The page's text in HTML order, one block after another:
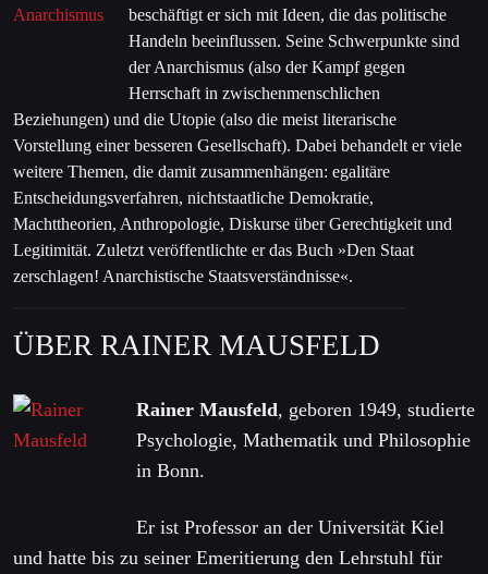
beschäftigt er sich mit Ideen, die das politische
Handeln beeinflussen. Seine Schwerpunkte sind
der Anarchismus (also der Kampf gegen
Herrschaft in zwischenmenschlichen
Beziehungen) und die Utopie (also die meist literarische
Vorstellung einer besseren Gesellschaft). Dabei behandelt er viele
weitere Themen, die damit zusammenhängen: egalitäre
Entscheidungsverfahren, nichtstaatliche Demokratie,
Machttheorien, Anthropologie, Diskurse über Gerechtigkeit und
Legitimität. Zuletzt veröffentlichte er das Buch »Den Staat
zerschlagen! Anarchistische Staatsverständnisse«.
ÜBER RAINER MAUSFELD
Rainer Mausfeld, geboren 1949, studierte
Psychologie, Mathematik und Philosophie
in Bonn.
Er ist Professor an der Universität Kiel
und hatte bis zu seiner Emeritierung den Lehrstuhl für